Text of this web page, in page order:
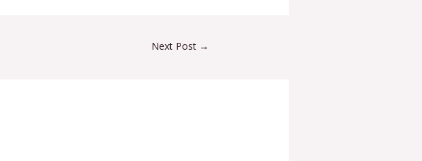
Next Post →